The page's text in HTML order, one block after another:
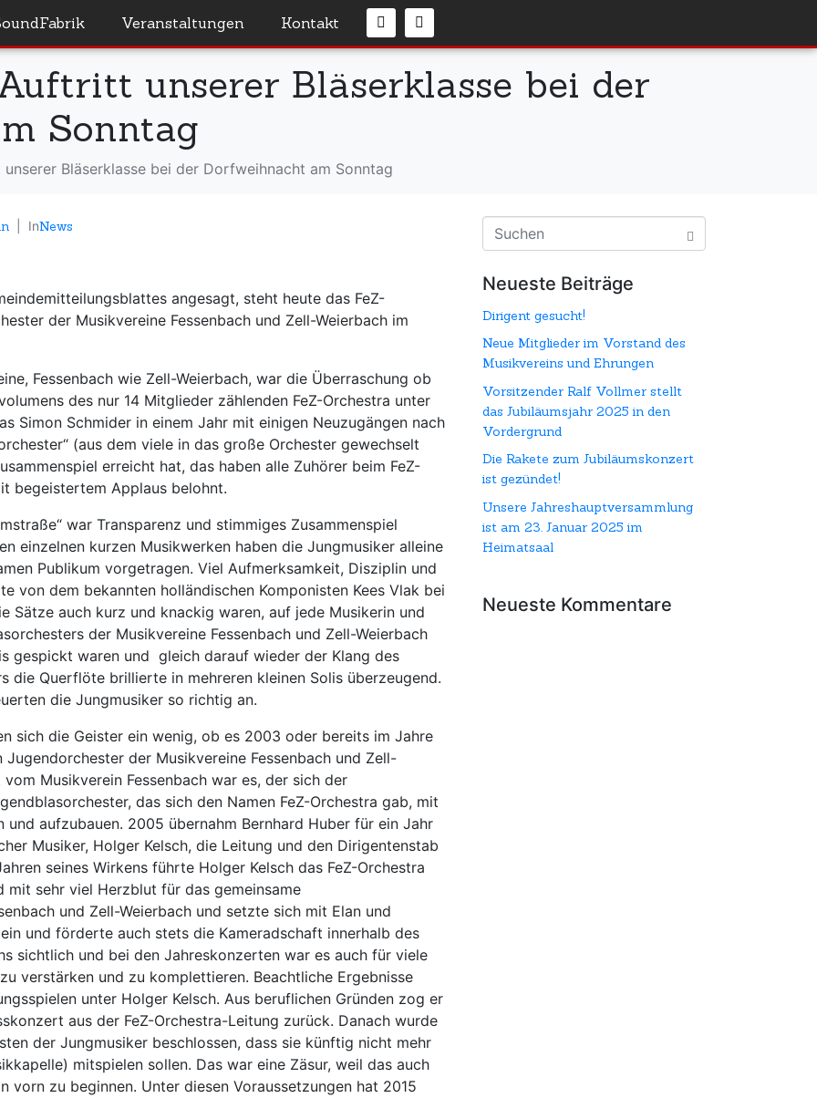
Veranstaltungen Kontakt
unserer Bläserklasse bei der
Sonntag
Bläserklasse bei der Dorfweihnacht am Sonntag
InNews
angesagt, steht heute das FeZ-
der Musikvereine Fessenbach und Zell-Weierbach im
Fessenbach wie Zell-Weierbach, war die Überraschung ob
des nur 14 Mitglieder zählenden FeZ-Orchestra unter
Simon Schmider in einem Jahr mit einigen Neuzugängen nach
(aus dem viele in das große Orchester gewechselt
erreicht hat, das haben alle Zuhörer beim FeZ-
begeistertem Applaus belohnt.
war Transparenz und stimmiges Zusammenspiel
einzelnen kurzen Musikwerken haben die Jungmusiker alleine
Publikum vorgetragen. Viel Aufmerksamkeit, Disziplin und
von dem bekannten holländischen Komponisten Kees Vlak bei
Sätze auch kurz und knackig waren, auf jede Musikerin und
der Musikvereine Fessenbach und Zell-Weierbach
gespickt waren und gleich darauf wieder der Klang des
die Querflöte brillierte in mehreren kleinen Solis überzeugend.
die Jungmusiker so richtig an.
sich die Geister ein wenig, ob es 2003 oder bereits im Jahre
der Musikvereine Fessenbach und Zell-
Musikverein Fessenbach war es, der sich der
das sich den Namen FeZ-Orchestra gab, mit
aufzubauen. 2005 übernahm Bernhard Huber für ein Jahr
Musiker, Holger Kelsch, die Leitung und den Dirigentenstab
seines Wirkens führte Holger Kelsch das FeZ-Orchestra
sehr viel Herzblut für das gemeinsame
und Zell-Weierbach und setzte sich mit Elan und
und förderte auch stets die Kameradschaft innerhalb des
sichtlich und bei den Jahreskonzerten war es auch für viele
verstärken und zu komplettieren. Beachtliche Ergebnisse
unter Holger Kelsch. Aus beruflichen Gründen zog er
aus der FeZ-Orchestra-Leitung zurück. Danach wurde
der Jungmusiker beschlossen, dass sie künftig nicht mehr
mitspielen sollen. Das war eine Zäsur, weil das auch
zu beginnen. Unter diesen Voraussetzungen hat 2015
Neueste Beiträge
Dirigent gesucht!
Neue Mitglieder im Vorstand des
Musikvereins und Ehrungen
Vorsitzender Ralf Vollmer stellt
das Jubiläumsjahr 2025 in den
Vordergrund
Die Rakete zum Jubiläumskonzert
ist gezündet!
Unsere Jahreshauptversammlung
ist am 23. Januar 2025 im
Heimatsaal
Neueste Kommentare